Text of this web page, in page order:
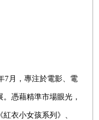
7 月，專注於電影、電
憑藉精準市場眼光，
衣小女孩系列》、